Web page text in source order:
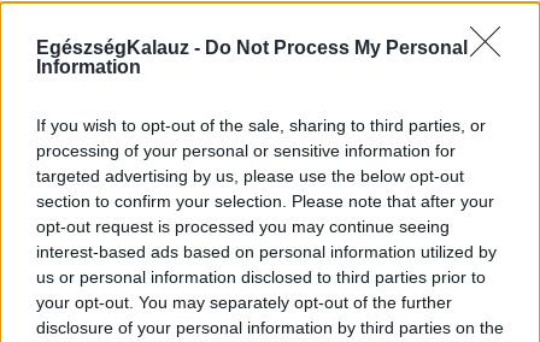
EgészségKalauz - Do Not Process My Personal
Information
If you wish to opt-out of the sale, sharing to third parties, or
processing of your personal or sensitive information for
targeted advertising by us, please use the below opt-out
section to confirm your selection. Please note that after your
opt-out request is processed you may continue seeing
interest-based ads based on personal information utilized by
us or personal information disclosed to third parties prior to
your opt-out. You may separately opt-out of the further
disclosure of your personal information by third parties on the
Hepatitisz A
Májgyulladás Hepatitis A vírus
fertőzéstől - Minden fontos
tudnivaló egyhelyen